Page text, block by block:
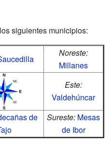
siguientes municipios:
Noreste:
Millanes
Este:
Valdehúncar
de
Sureste: Mesas
de Ibor